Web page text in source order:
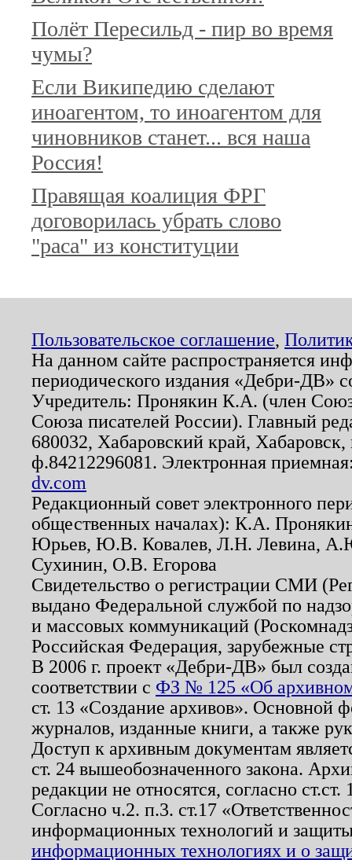
Полёт Пересильд - пир во время
чумы?
Если Википедию сделают
иноагентом, то иноагентом для
чиновников станет... вся наша
Россия!
Правящая коалиция ФРГ
договорилась убрать слово
"раса" из конституции
Пользовательское соглашение,
На данном сайте распространяется
периодического издания «Дебри-ДВ»
Учредитель: Пронякин К.А. (член
Союза писателей России). Главный
680032, Хабаровский край,
ф.84212296081. Электронная
dv.com
Редакционный совет электронного
общественных началах): К.А.
Юрьев, Ю.В. Ковалев, Л.Н. Левина,
Сухинин, О.В. Егорова
Свидетельство о регистрации СМИ
выдано Федеральной службой по
и массовых коммуникаций
Российская Федерация, зарубежные
В 2006 г. проект «Дебри-ДВ» был
соответствии с ФЗ № 125 «Об
ст. 13 «Создание архивов». Основной
журналов, изданные книги, а также
Доступ к архивным документам
ст. 24 вышеобозначенного закона.
редакции не относятся, согласно
Согласно ч.2. п.3. ст.17
информационных технологий и
информационных технологиях и о